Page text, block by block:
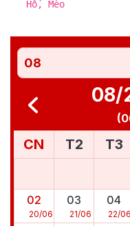
Hổ, Mèo
08/
(
CN T2 T3
02
20/06
03
21/06
04
22/06